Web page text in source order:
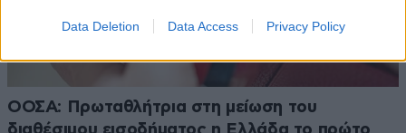
Data Deletion Data Access Privacy Policy
ΟΟΣΑ: Πρωταθλήτρια στη μείωση του